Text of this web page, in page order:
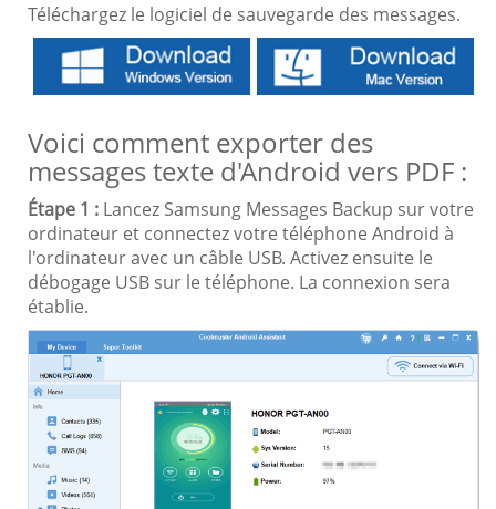
Téléchargez le logiciel de sauvegarde des messages.
Voici comment exporter des
messages texte d'Android vers PDF :
Étape 1 : Lancez Samsung Messages Backup sur votre
ordinateur et connectez votre téléphone Android à
l'ordinateur avec un câble USB. Activez ensuite le
débogage USB sur le téléphone. La connexion sera
établie.